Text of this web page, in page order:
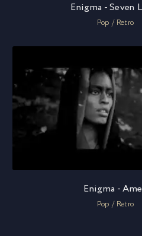
Enigma - Seven
Pop / Retro
Enigma -
Pop / Retro